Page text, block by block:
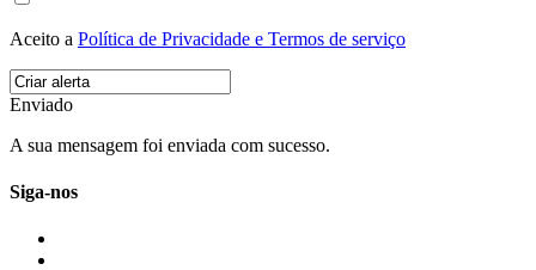
Aceito a Política de Privacidade e Termos de serviço
Enviado
A sua mensagem foi enviada com sucesso.
Siga-nos